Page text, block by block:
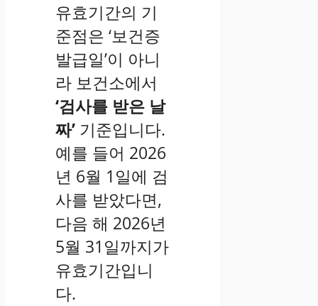
유효기간의 기
준점은 ‘보건증
발급일’이 아니
라 보건소에서
‘검사를 받은 날
짜’ 기준입니다.
예를 들어 2026
년 6월 1일에 검
사를 받았다면,
다음 해 2026년
5월 31일까지가
유효기간입니
다.